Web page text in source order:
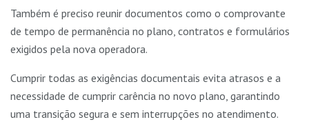
Também é preciso reunir documentos como o comprovante
de tempo de permanência no plano, contratos e formulários
exigidos pela nova operadora.
Cumprir todas as exigências documentais evita atrasos e a
necessidade de cumprir carência no novo plano, garantindo
uma transição segura e sem interrupções no atendimento.